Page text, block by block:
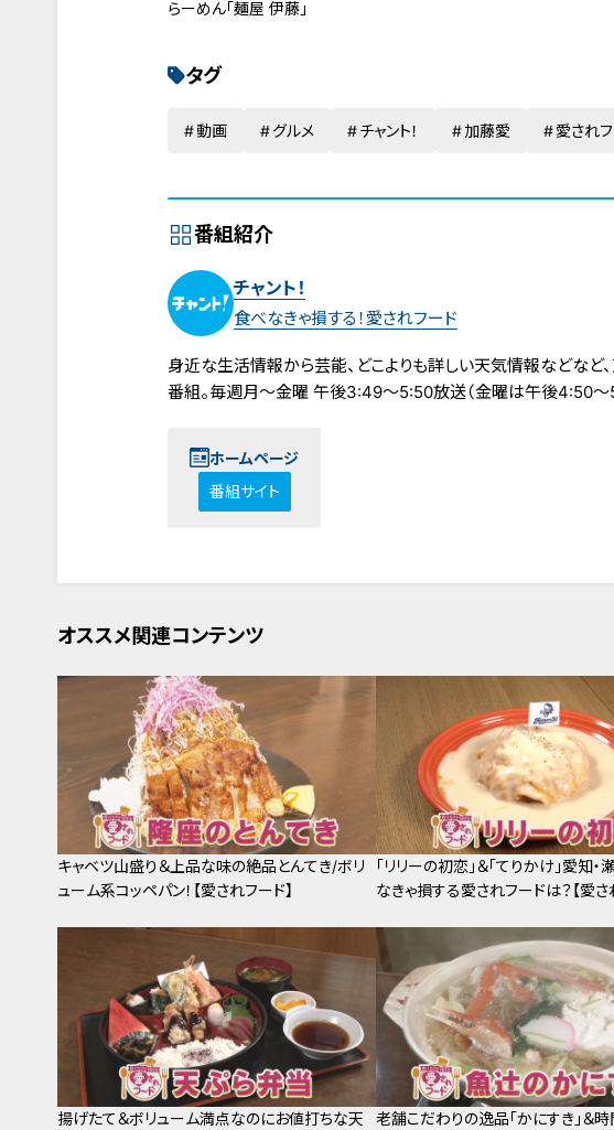
らーめん「麺屋 伊藤」
タグ
動画 グルメ チャント！ 加藤愛 愛され
番組紹介
チャント！
食べなきゃ損する！愛されフード
身近な生活情報から芸能、どこよりも詳しい天気情報などなど
番組。毎週月～金曜 午後3:49～5:50放送（金曜は午後4:50～
ホームページ
番組サイト
オススメ関連コンテンツ
キャベツ山盛り＆上品な味の絶品とんてき/ボリ
ューム系コッペパン！【愛されフード】
「リリーの初恋」＆「てりかけ」愛知
なきゃ損する愛されフードは？【愛さ
揚げたて＆ボリューム満点なのにお値打ちな天
老舗こだわりの逸品「かにすき」＆